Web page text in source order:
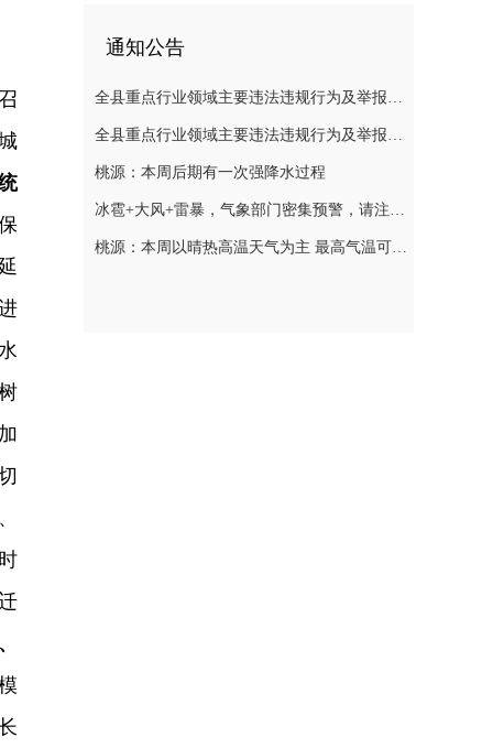
通知公告
全县重点行业领域主要违法违规行为及举报方式通告（五）
全县重点行业领域主要违法违规行为及举报方式通告（二）
桃源：本周后期有一次强降水过程
冰雹+大风+雷暴，气象部门密集预警，请注意防范
桃源：本周以晴热高温天气为主 最高气温可达39℃